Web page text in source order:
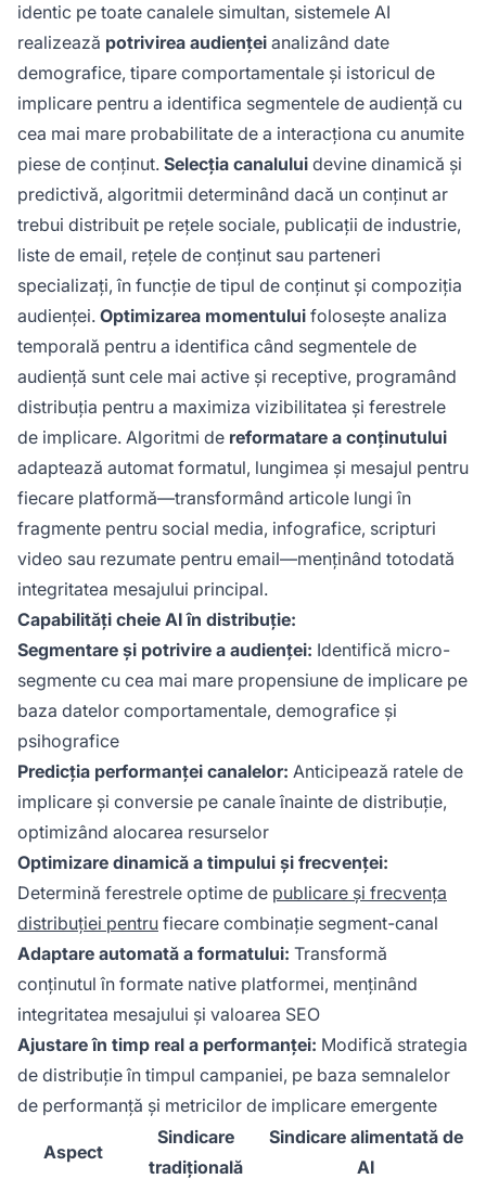
identic pe toate canalele simultan, sistemele AI
realizează potrivirea audienței analizând date
demografice, tipare comportamentale și istoricul de
implicare pentru a identifica segmentele de audiență cu
cea mai mare probabilitate de a interacționa cu anumite
piese de conținut. Selecția canalului devine dinamică și
predictivă, algoritmii determinând dacă un conținut ar
trebui distribuit pe rețele sociale, publicații de industrie,
liste de email, rețele de conținut sau parteneri
specializați, în funcție de tipul de conținut și compoziția
audienței. Optimizarea momentului folosește analiza
temporală pentru a identifica când segmentele de
audiență sunt cele mai active și receptive, programând
distribuția pentru a maximiza vizibilitatea și ferestrele
de implicare. Algoritmi de reformatare a conținutului
adaptează automat formatul, lungimea și mesajul pentru
fiecare platformă—transformând articole lungi în
fragmente pentru social media, infografice, scripturi
video sau rezumate pentru email—menținând totodată
integritatea mesajului principal.
Capabilități cheie AI în distribuție:
Segmentare și potrivire a audienței: Identifică micro-
segmente cu cea mai mare propensiune de implicare pe
baza datelor comportamentale, demografice și
psihografice
Predicția performanței canalelor: Anticipează ratele de
implicare și conversie pe canale înainte de distribuție,
optimizând alocarea resurselor
Optimizare dinamică a timpului și frecvenței:
Determină ferestrele optime de publicare și frecvența
distribuției pentru fiecare combinație segment-canal
Adaptare automată a formatului: Transformă
conținutul în formate native platformei, menținând
integritatea mesajului și valoarea SEO
Ajustare în timp real a performanței: Modifică strategia
de distribuție în timpul campaniei, pe baza semnalelor
de performanță și metricilor de implicare emergente
Aspect
Sindicare
tradițională
Sindicare alimentată de
AI